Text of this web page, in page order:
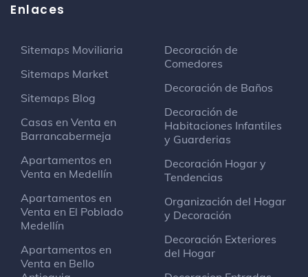
Enlaces
Sitemaps Moviliaria
Sitemaps Market
Sitemaps Blog
Casas en Venta en
Barrancabermeja
Apartamentos en
Venta en Medellín
Apartamentos en
Venta en El Poblado
Medellín
Apartamentos en
Venta en Bello
Decoración de
Comedores
Decoración de Baños
Decoración de
Habitaciones Infantiles
y Guarderias
Decoración Hogar y
Tendencias
Organización del Hogar
y Decoración
Decoración Exteriores
del Hogar